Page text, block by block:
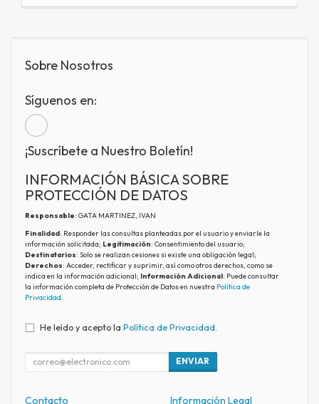
Sobre Nosotros
Síguenos en:
¡Suscríbete a Nuestro Boletín!
INFORMACIÓN BÁSICA SOBRE
PROTECCIÓN DE DATOS
Responsable: GATA MARTINEZ, IVAN
Finalidad: Responder las consultas planteadas por el usuario y enviarle la
información solicitada; Legitimación: Consentimiento del usuario;
Destinatarios: Solo se realizan cesiones si existe una obligación legal;
Derechos: Acceder, rectificar y suprimir, así como otros derechos, como se
indica en la información adicional; Información Adicional: Puede consultar
la información completa de Protección de Datos en nuestra Política de
Privacidad.
He leído y acepto la Política de Privacidad
ENVIAR
Contacto Información Legal